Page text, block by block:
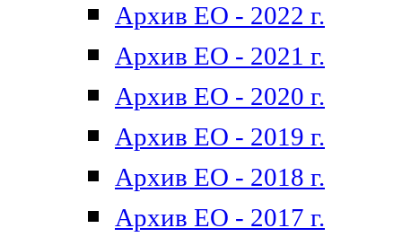
Архив ЕО - 2022 г.
Архив ЕО - 2021 г.
Архив ЕО - 2020 г.
Архив ЕО - 2019 г.
Архив ЕО - 2018 г.
Архив ЕО - 2017 г.